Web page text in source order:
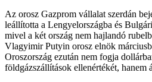
Az orosz Gazprom vállalat szerdán
leállította a Lengyelországba és
mivel a két ország nem hajlandó
Vlagyimir Putyin orosz elnök
Oroszország ezután nem fogja
földgázszállítások ellenértékét, hanem